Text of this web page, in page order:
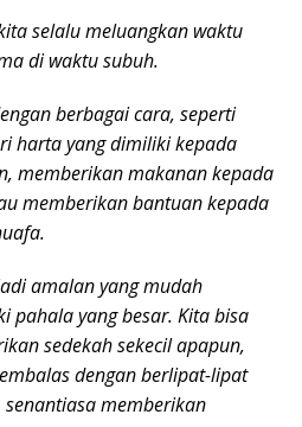
selalu meluangkan waktu
di waktu subuh.
berbagai cara, seperti
harta yang dimiliki kepada
memberikan makanan kepada
memberikan bantuan kepada
amalan yang mudah
pahala yang besar. Kita bisa
sedekah sekecil apapun,
dengan berlipat-lipat
senantiasa memberikan